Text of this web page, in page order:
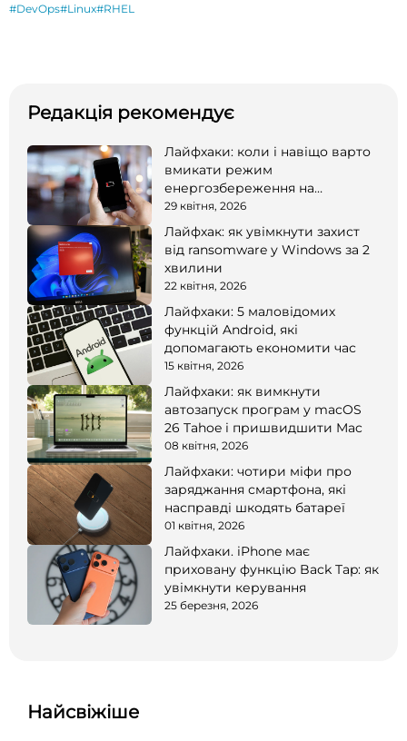
#DevOps#Linux#RHEL
Редакція рекомендує
Лайфхаки: коли і навіщо варто
вмикати режим
енергозбереження на
смартфоні
29 квітня, 2026
Лайфхак: як увімкнути захист
від ransomware у Windows за 2
хвилини
22 квітня, 2026
Лайфхаки: 5 маловідомих
функцій Android, які
допомагають економити час
15 квітня, 2026
Лайфхаки: як вимкнути
автозапуск програм у macOS
26 Tahoe і пришвидшити Mac
08 квітня, 2026
Лайфхаки: чотири міфи про
заряджання смартфона, які
насправді шкодять батареї
01 квітня, 2026
Лайфхаки. iPhone має
приховану функцію Back Tap: як
увімкнути керування
25 березня, 2026
Найсвіжіше